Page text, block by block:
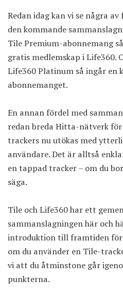
Redan idag kan vi se några
den kommande
Tile Premium-abonnemang
gratis medlemskap i Life360.
Life360 Platinum så ingår en
abonnemanget.
En annan fördel med
redan breda Hitta-nätverk
trackers nu utökas med
användare. Det är alltså
en tappad tracker – om du
säga.
Tile och Life360 har ett
sammanslagningenhär och
introduktion till framtiden för
om du använder en Tile-
vi att du åtminstone går
punkterna.